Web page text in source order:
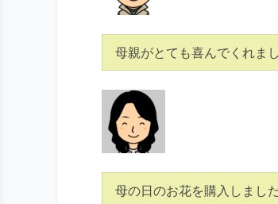
母親がとても喜んでくれま
母の日のお花を購入しました